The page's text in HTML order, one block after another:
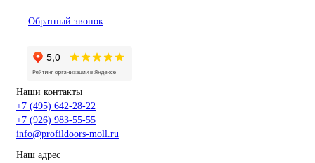
Обратный звонок
Наши контакты
+7 (495) 642-28-22
+7 (926) 983-55-55
info@profildoors-moll.ru
Наш адрес